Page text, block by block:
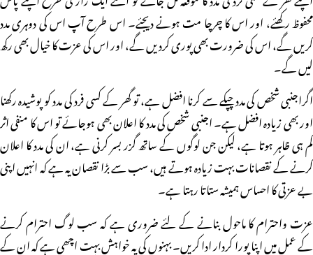
محفوظ رکھئے، اور اس کا چرچا مت ہونے دیجئے۔ اس طرح آپ اس کی دوہری مدد
کریں گے، اس کی ضرورت بھی پوری کردیں گے، اور اس کی عزت کا خیال بھی رکھ
لیں گے۔
اگراجنبی شخص کی مدد چپکے سے کرنا افضل ہے، تو گھر کے کسی فرد کی مدد کو پوشیدہ رکھنا
اور بھی زیادہ افضل ہے۔ اجنبی شخص کی مدد کا اعلان بھی ہوجائے تو اس کا منفی اثر
کم ہی ظاہر ہوتا ہے، لیکن جن لوگوں کے ساتھ گزر بسر کرنی ہے، ان کی مدد کا اعلان
کرنے کے نقصانات بہت زیادہ ہوتے ہیں، سب سے بڑا نقصان یہ ہے کہ انہیں اپنی
بے عزتی کا احساس ہمیشہ ستاتا رہتا ہے۔
عزت واحترام کا ماحول بنانے کے لئے ضروری ہے کہ سب لوگ احترام کرنے
کے عمل میں اپنا پورا کردار ادا کریں۔ بہنوں کی یہ خواہش بہت اچھی ہے کہ ان کے